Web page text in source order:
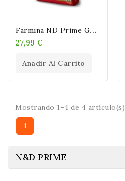
F
Armina ND Prime Grain Free Mini Pollo
27,99 €
Añadir Al Carrito
Mostrando 1-4 de 4 artículo(s)
1
N&D PRIME